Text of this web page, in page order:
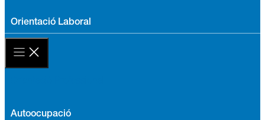
Orientació Laboral
Autoocupació